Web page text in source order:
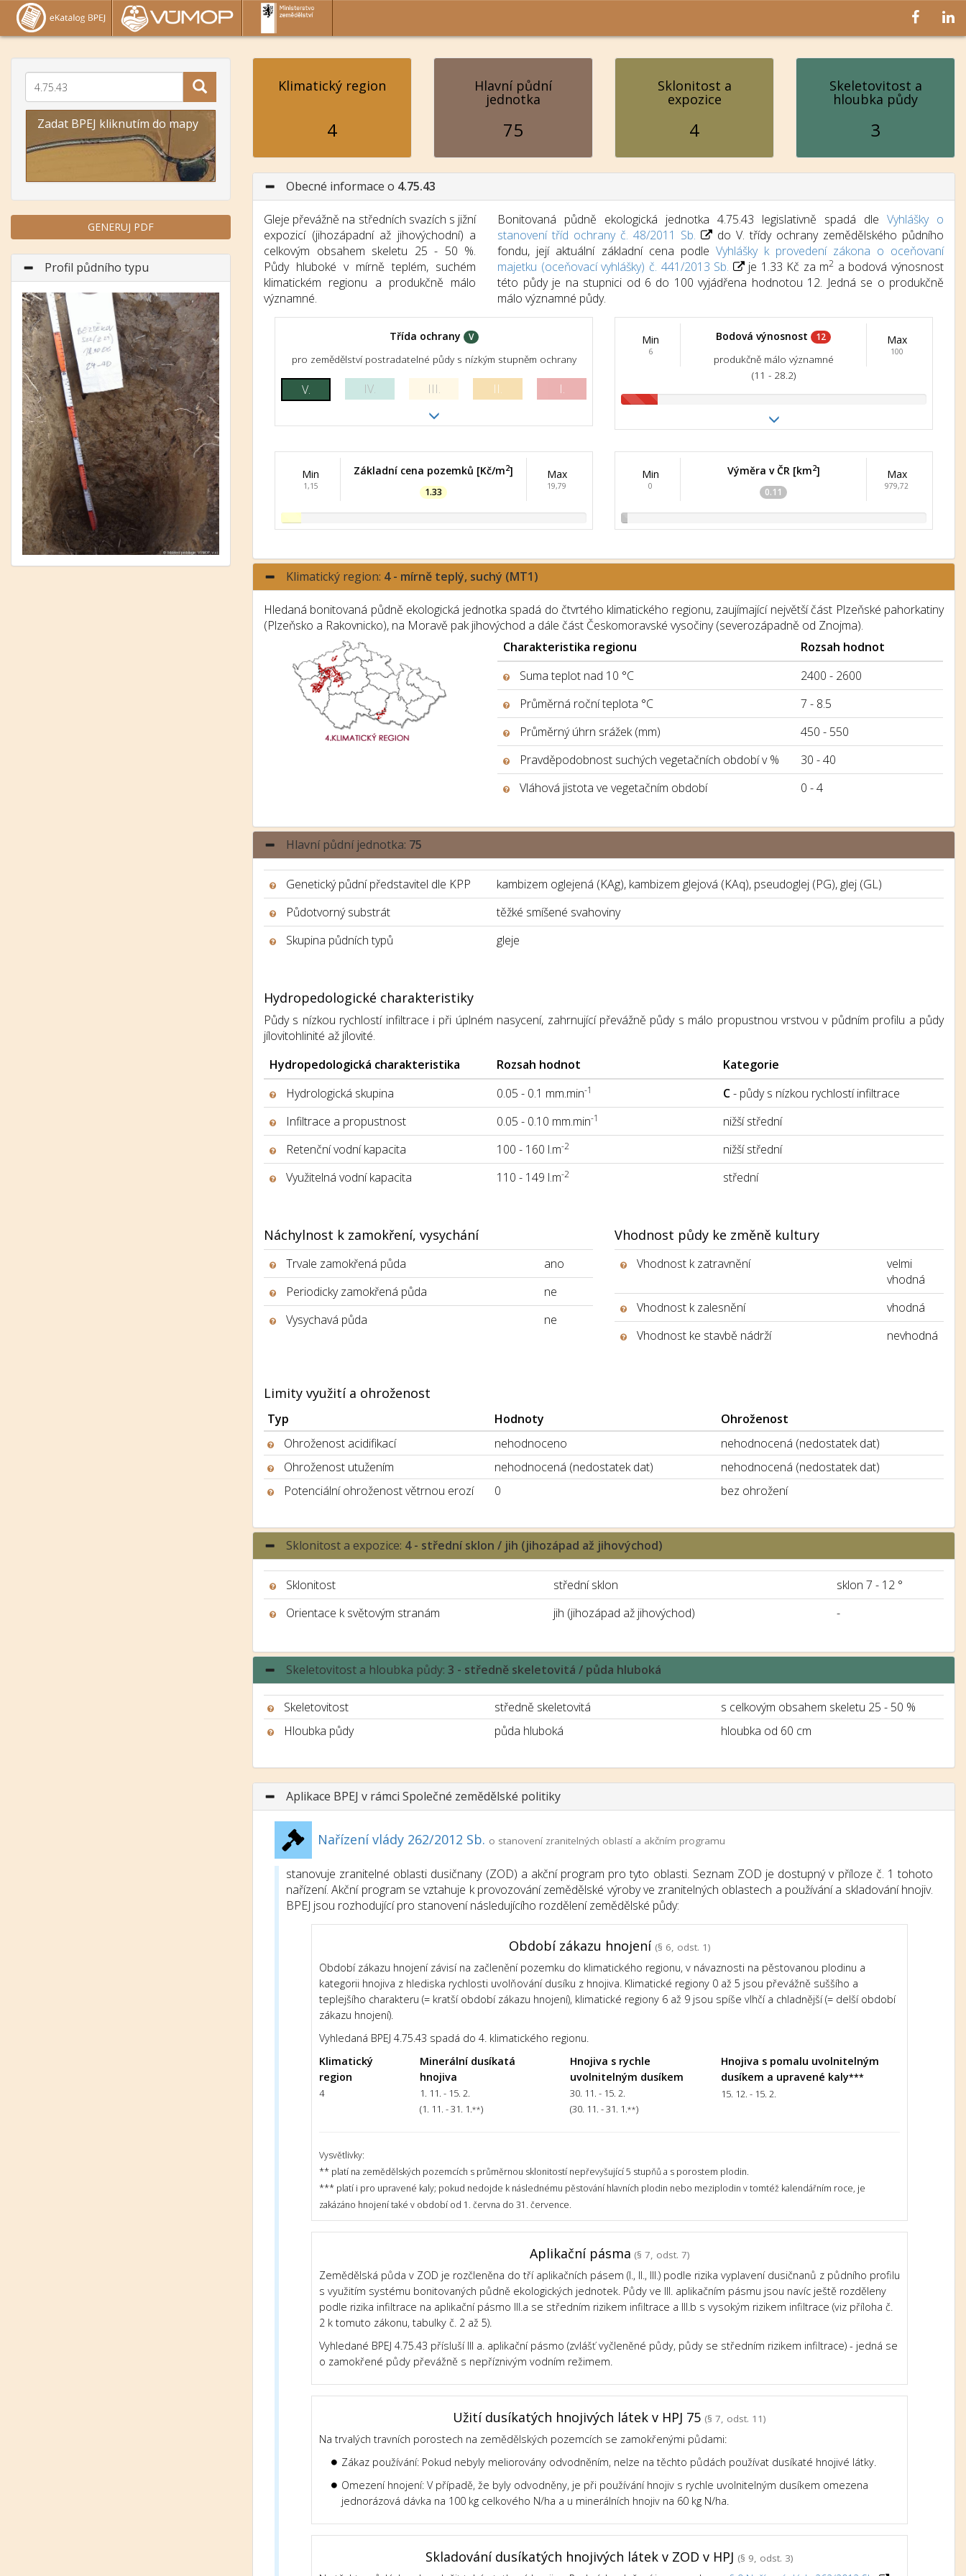
Zadat BPEJ kliknutím do mapy
GENERUJ PDF
Profil půdního typu
Klimatický region
4
Hlavní půdní
jednotka
75
Sklonitost a
expozice
4
Skeletovitost a
hloubka půdy
3
Obecné informace o 4.75.43
Gleje převážně na středních svazích s jižní
expozicí (jihozápadní až jihovýchodní) a
celkovým obsahem skeletu 25 - 50 %.
Půdy hluboké v mírně teplém, suchém
klimatickém regionu a produkčně málo
významné.
Bonitovaná půdně ekologická jednotka 4.75.43 legislativně spadá dleVyhlášky o
stanovení tříd ochrany č. 48/2011 Sb.
do V. třídy ochrany zemědělského půdního
fondu, její aktuální základní cena podle Vyhlášky k provedení zákona o oceňovaní
majetku (oceňovací vyhlášky) č. 441/2013 Sb.
je 1.33 Kč za m2 a bodová výnosnost
této půdy je na stupnici od 6 do 100 vyjádřena hodnotou 12. Jedná se o produkčně
málo významné půdy.
Třída ochrany V
pro zemědělství postradatelné půdy s nízkým stupněm ochrany
V. IV. III. II. I.
Min
6
Bodová výnosnost 12
produkčně málo významné
(11 - 28.2)
Max
100
Min
1,15
Základní cena pozemků [Kč/m2]
1.33
Max
19,79
Min
0
Výměra v ČR [km2]
0.11
Max
979,72
Klimatický region: 4 - mírně teplý, suchý (MT1)
Hledaná bonitovaná půdně ekologická jednotka spadá do čtvrtého klimatického regionu, zaujímající největší část Plzeňské pahorkatiny
(Plzeňsko a Rakovnicko), na Moravě pak jihovýchod a dále část Českomoravské vysočiny (severozápadně od Znojma).
Charakteristika regionu
Rozsah hodnot
Suma teplot nad 10 °C
2400 - 2600
Průměrná roční teplota °C
7 - 8.5
Průměrný úhrn srážek (mm)
450 - 550
Pravděpodobnost suchých vegetačních období v %
30 - 40
Vláhová jistota ve vegetačním období
0 - 4
Hlavní půdní jednotka: 75
Genetický půdní představitel dle KPP
kambizem oglejená (KAg), kambizem glejová (KAq), pseudoglej (PG), glej (GL)
Půdotvorný substrát
těžké smíšené svahoviny
Skupina půdních typů
gleje
Hydropedologické charakteristiky
Půdy s nízkou rychlostí infiltrace i při úplném nasycení, zahrnující převážně půdy s málo propustnou vrstvou v půdním profilu a půdy
jílovitohlinité až jílovité.
Hydropedologická charakteristika
Rozsah hodnot
Kategorie
Hydrologická skupina
0.05 - 0.1 mm.min-1 C- půdy s nízkou rychlostí infiltrace
Infiltrace a propustnost
0.05 - 0.10 mm.min-1
nižší střední
Retenční vodní kapacita
100 - 160 l.m-2
nižší střední
Využitelná vodní kapacita
110 - 149 l.m-2 střední
Náchylnost k zamokření, vysychání
Trvale zamokřená půda
ano
Periodicky zamokřená půda
ne
Vysychavá půda
ne
Vhodnost půdy ke změně kultury
Vhodnost k zatravnění
velmi
vhodná
Vhodnost k zalesnění
vhodná
Vhodnost ke stavbě nádrží
nevhodná
Limity využití a ohroženost
Typ Hodnoty
Ohroženost
Ohroženost acidifikací
nehodnoceno
nehodnocená (nedostatek dat)
Ohroženost utužením
nehodnocená (nedostatek dat)
nehodnocená (nedostatek dat)
Potenciální ohroženost větrnou erozí
0 bez ohrožení
Sklonitost a expozice: 4 - střední sklon / jih (jihozápad až jihovýchod)
Sklonitost střední sklon
sklon 7 - 12 °
Orientace k světovým stranám
jih (jihozápad až jihovýchod) -
Skeletovitost a hloubka půdy: 3 - středně skeletovitá / půda hluboká
Skeletovitost středně skeletovitá
s celkovým obsahem skeletu 25 - 50 %
Hloubka půdy
půda hluboká hloubka od 60 cm
Aplikace BPEJ v rámci Společné zemědělské politiky
Nařízení vlády 262/2012 Sb. o stanovení zranitelných oblastí a akčním programu
stanovuje zranitelné oblasti dusičnany (ZOD) a akční program pro tyto oblasti. Seznam ZOD je dostupný v příloze č. 1 tohoto
nařízení. Akční program se vztahuje k provozování zemědělské výroby ve zranitelných oblastech a používání a skladování hnojiv.
BPEJ jsou rozhodující pro stanovení následujícího rozdělení zemědělské půdy:
Období zákazu hnojení (§ 6, odst. 1)
Období zákazu hnojení závisí na začlenění pozemku do klimatického regionu, v návaznosti na pěstovanou plodinu a
kategorii hnojiva z hlediska rychlosti uvolňování dusíku z hnojiva. Klimatické regiony 0 až 5 jsou převážně suššího a
teplejšího charakteru (= kratší období zákazu hnojení), klimatické regiony 6 až 9 jsou spíše vlhčí a chladnější (= delší období
zákazu hnojení).
Vyhledaná BPEJ 4.75.43 spadá do 4. klimatického regionu.
Klimatický
region
4
Minerální dusíkatá
hnojiva
1. 11. - 15. 2.
(1. 11. - 31. 1.**)
Hnojiva s rychle
uvolnitelným dusíkem
30. 11. - 15. 2.
(30. 11. - 31. 1.**)
Hnojiva s pomalu uvolnitelným
dusíkem a upravené kaly***
15. 12. - 15. 2.
Vysvětlivky:
** platí na zemědělských pozemcích s průměrnou sklonitostí nepřevyšující 5 stupňů a s porostem plodin.
*** platí i pro upravené kaly; pokud nedojde k následnému pěstování hlavních plodin nebo meziplodin v tomtéž kalendářním roce, je
zakázáno hnojení také v období od 1. června do 31. července.
Aplikační pásma (§ 7, odst. 7)
Zemědělská půda v ZOD je rozčleněna do tří aplikačních pásem (I., II., III.) podle rizika vyplavení dusičnanů z půdního profilu
s využitím systému bonitovaných půdně ekologických jednotek. Půdy ve III. aplikačním pásmu jsou navíc ještě rozděleny
podle rizika infiltrace na aplikační pásmo III.a se středním rizikem infiltrace a III.b s vysokým rizikem infiltrace (viz příloha č.
2 k tomuto zákonu, tabulky č. 2 až 5).
Vyhledané BPEJ 4.75.43 přísluší III a. aplikační pásmo (zvlášť vyčleněné půdy, půdy se středním rizikem infiltrace) - jedná se
o zamokřené půdy převážně s nepříznivým vodním režimem.
Užití dusíkatých hnojivých látek v HPJ 75 (§ 7, odst. 11)
Na trvalých travních porostech na zemědělských pozemcích se zamokřenými půdami:
Zákaz používání: Pokud nebyly meliorovány odvodněním, nelze na těchto půdách používat dusíkaté hnojivé látky.
Omezení hnojení: V případě, že byly odvodněny, je při používání hnojiv s rychle uvolnitelným dusíkem omezena
jednorázová dávka na 100 kg celkového N/ha a u minerálních hnojiv na 60 kg N/ha.
Skladování dusíkatých hnojivých látek v ZOD v HPJ (§ 9, odst. 3)